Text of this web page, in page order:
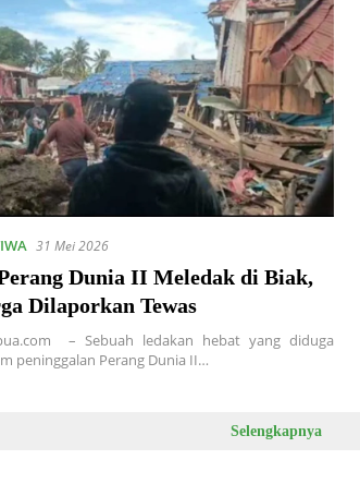
31 Mei 2026
Dunia II Meledak di Biak,
Dilaporkan Tewas
– Sebuah ledakan hebat yang diduga
peninggalan Perang Dunia II…
Selengkapnya